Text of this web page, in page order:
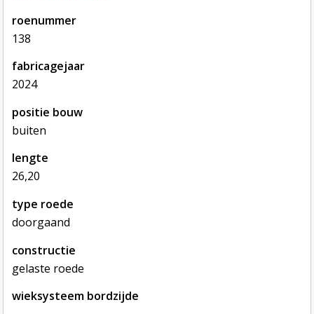
roenummer
138
fabricagejaar
2024
positie bouw
buiten
lengte
26,20
type roede
doorgaand
constructie
gelaste roede
wieksysteem bordzijde